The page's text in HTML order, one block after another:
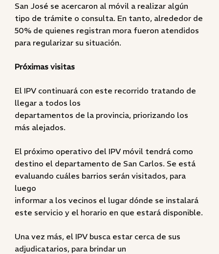
San José se acercaron al móvil a realizar algún
tipo de trámite o consulta. En tanto, alrededor de
50% de quienes registran mora fueron atendidos
para regularizar su situación.
Próximas visitas
El IPV continuará con este recorrido tratando de
llegar a todos los
departamentos de la provincia, priorizando los
más alejados.
El próximo operativo del IPV móvil tendrá como
destino el departamento de San Carlos. Se está
evaluando cuáles barrios serán visitados, para
luego
informar a los vecinos el lugar dónde se instalará
este servicio y el horario en que estará disponible.
Una vez más, el IPV busca estar cerca de sus
adjudicatarios, para brindar un